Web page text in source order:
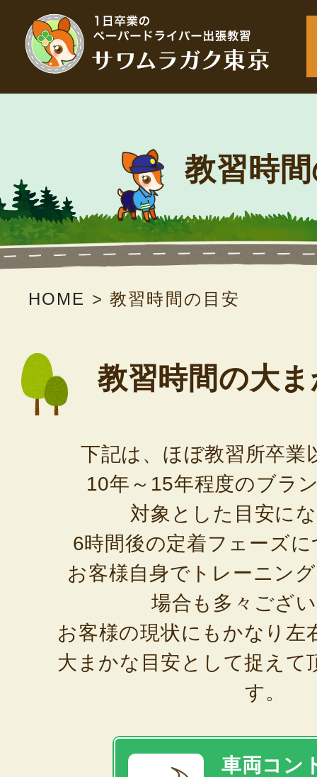
教習時
HOME >教習時間の目安
教習時間の大
下記は、ほぼ教習所卒業
10年～15年程度のブラ
対象とした目安に
6時間後の定着フェーズ
お客様自身でトレーニン
場合も多々ござ
お客様の現状にもかなり左
大まかな目安として捉えて
す。
車両コン